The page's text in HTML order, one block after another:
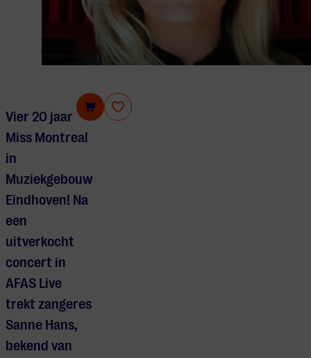
Vier 20 jaar
Miss Montreal
in
Muziekgebouw
Eindhoven! Na
een
uitverkocht
concert in
AFAS Live
trekt zangeres
Sanne Hans,
bekend van